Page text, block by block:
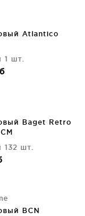
Atlantico
1 шт.
Baget Retro
132 шт.
BCN